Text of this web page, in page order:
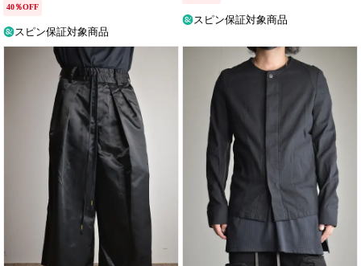
40％OFF
スピン保証対象商品
スピン保証対象商品